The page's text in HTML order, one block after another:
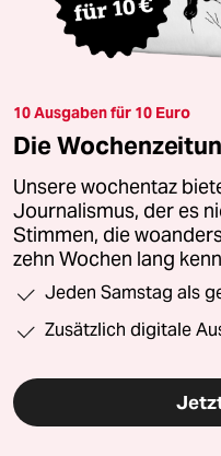
10 Ausgaben für 10 Euro
Die
Unsere wochentaz
Journalismus, der es
Stimmen, die
zehn Wochen lang
Jeden Samstag als
Zusätzlich digitale